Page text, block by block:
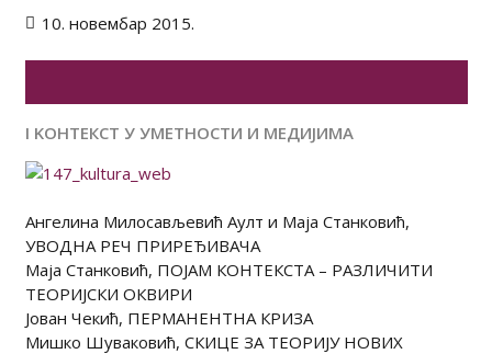
10. новембар 2015.
I KOНТЕКСТ У УМЕТНОСТИ И МЕДИЈИМА
Ангелина Милосављевић Аулт и Маја Станковић,
УВОДНА РЕЧ ПРИРЕЂИВАЧА
Маја Станковић, ПОЈАМ КОНТЕКСТА – РАЗЛИЧИТИ
ТЕОРИЈСКИ ОКВИРИ
Јован Чекић, ПЕРМАНЕНТНА КРИЗА
Мишко Шуваковић, СКИЦЕ ЗА ТЕОРИЈУ НОВИХ